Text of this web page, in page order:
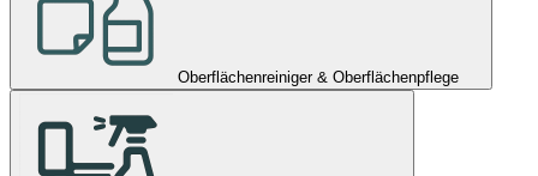
Oberflächenreiniger & Oberflächenpflege